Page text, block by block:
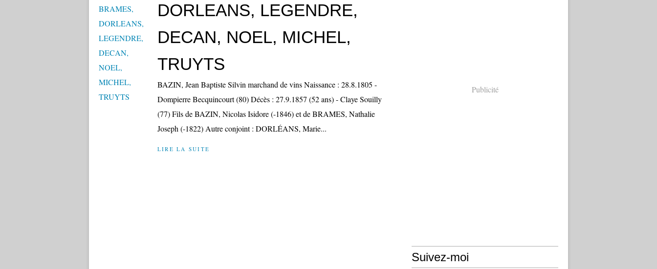
DORLEANS, LEGENDRE,
DECAN, NOEL, MICHEL,
TRUYTS
BAZIN, Jean Baptiste Silvin marchand de vins Naissance : 28.8.1805 -
Dompierre Becquincourt (80) Décès : 27.9.1857 (52 ans) - Claye Souilly
(77) Fils de BAZIN, Nicolas Isidore (-1846) et de BRAMES, Nathalie
Joseph (-1822) Autre conjoint : DORLÉANS, Marie...
LIRE LA SUITE
Publicité
Suivez-moi